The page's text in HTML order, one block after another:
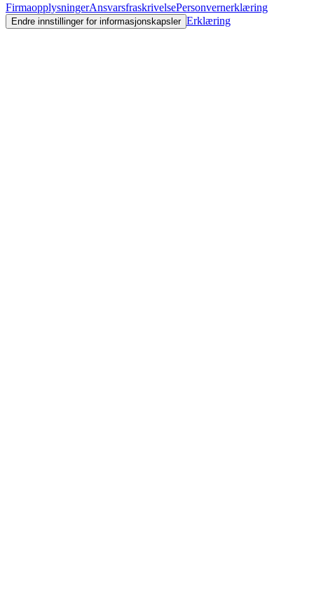
FirmaopplysningerAnsvarsfraskrivelsePersonvernerklæring
Endre innstillinger for informasjonskapsler Erklæring